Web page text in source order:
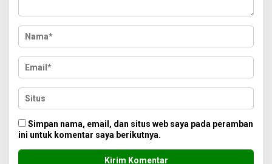
Simpan nama, email, dan situs web saya pada peramban
ini untuk komentar saya berikutnya.